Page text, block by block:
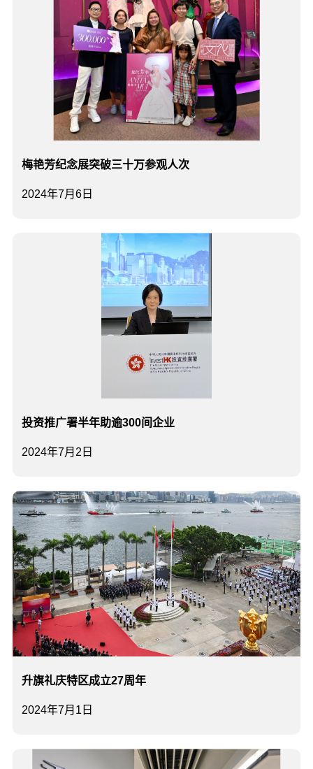
2024年7月6日
梅艳芳纪念展突破三十万参观人次
2024年7月2日
投资推广署半年助逾300间企业
2024年7月1日
升旗礼庆特区成立27周年